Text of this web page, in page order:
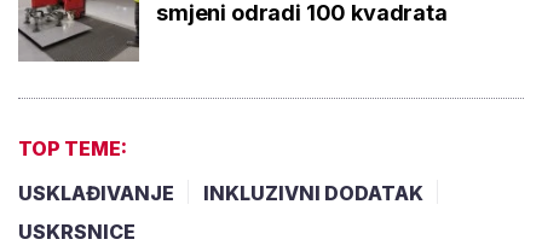
smjeni odradi 100 kvadrata
TOP TEME:
USKLAĐIVANJE
INKLUZIVNI DODATAK
USKRSNICE